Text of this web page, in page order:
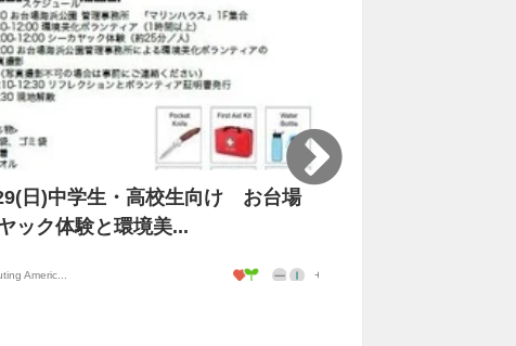
日)中学生・高校生向け お台場
ック体験と環境美...
Americ...